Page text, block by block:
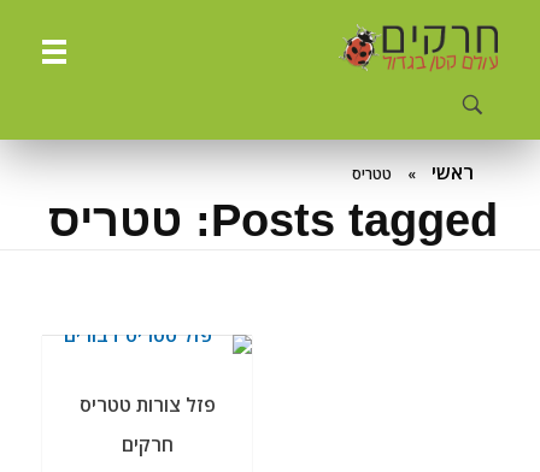
חרקים - עולם קטן בגדול
ראשי » טטריס
Posts tagged: טטריס
פזל צורות טטריס
חרקים